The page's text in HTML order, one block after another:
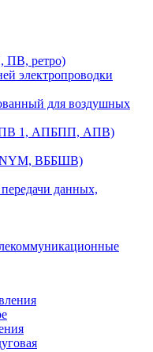
ретро)
электропроводки
для воздушных
ПВ 1, АПБПП, АПВ)
NYM, ВББШВ)
данных,